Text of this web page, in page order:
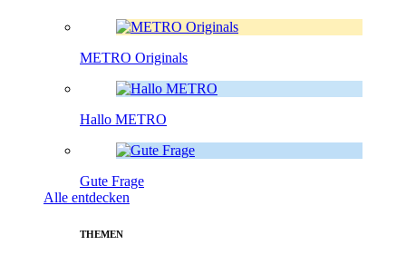
METRO Originals
Hallo METRO
Gute Frage
Alle entdecken
THEMEN